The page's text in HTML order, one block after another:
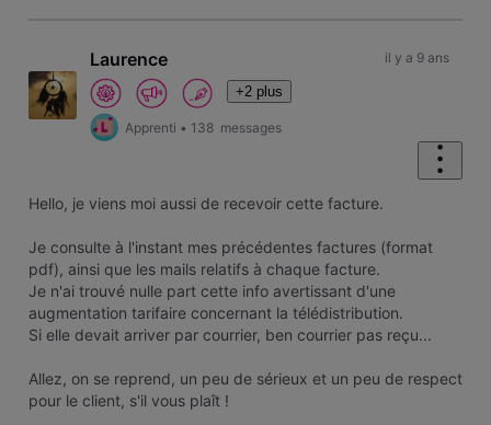
Laurence
+2 plus
Apprenti • 138 messages
il y a 9 ans
Hello, je viens moi aussi de recevoir cette facture.
Je consulte à l'instant mes précédentes factures (format
pdf), ainsi que les mails relatifs à chaque facture.
Je n'ai trouvé nulle part cette info avertissant d'une
augmentation tarifaire concernant la télédistribution.
Si elle devait arriver par courrier, ben courrier pas reçu...
Allez, on se reprend, un peu de sérieux et un peu de respect
pour le client, s'il vous plaît !